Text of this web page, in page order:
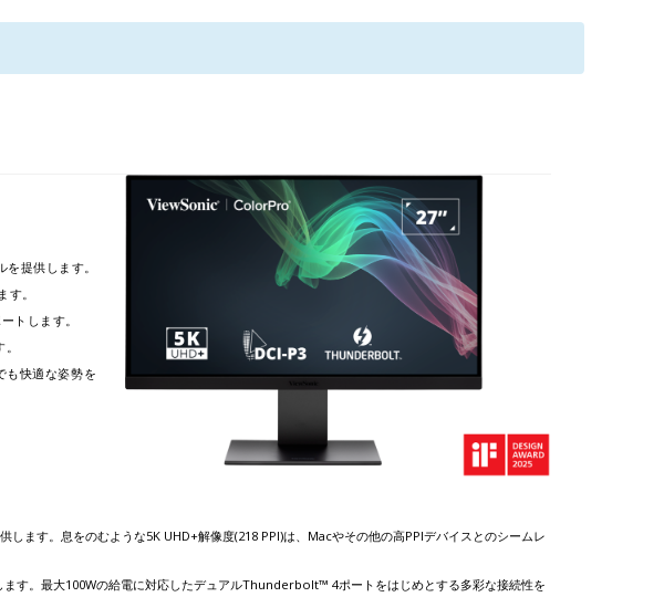
提供します。
。​
トします。​
も快適な姿勢を
す。息をのむような5K UHD+解像度(218 PPI)は、Macやその他の高PPIデバイスとのシームレ
す。最大100Wの給電に対応したデュアルThunderbolt™ 4ポートをはじめとする多彩な接続性を